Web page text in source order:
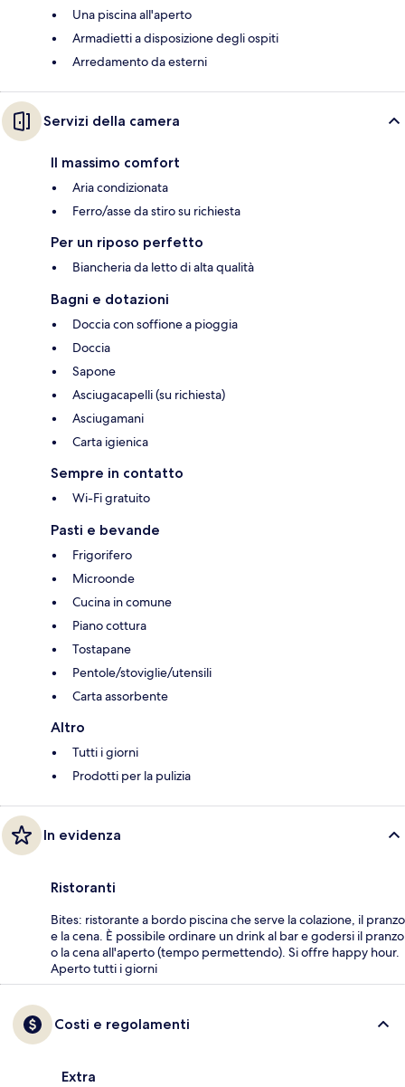
Una piscina all'aperto
Armadietti a disposizione degli ospiti
Arredamento da esterni
Servizi della camera
Il massimo comfort
Aria condizionata
Ferro/asse da stiro su richiesta
Per un riposo perfetto
Biancheria da letto di alta qualità
Bagni e dotazioni
Doccia con soffione a pioggia
Doccia
Sapone
Asciugacapelli (su richiesta)
Asciugamani
Carta igienica
Sempre in contatto
Wi-Fi gratuito
Pasti e bevande
Frigorifero
Microonde
Cucina in comune
Piano cottura
Tostapane
Pentole/stoviglie/utensili
Carta assorbente
Altro
Tutti i giorni
Prodotti per la pulizia
In evidenza
Ristoranti
Bites: ristorante a bordo piscina che serve la colazione, il pranzo
e la cena. È possibile ordinare un drink al bar e godersi il pranzo
o la cena all'aperto (tempo permettendo). Si offre happy hour.
Aperto tutti i giorni
Costi e regolamenti
Extra